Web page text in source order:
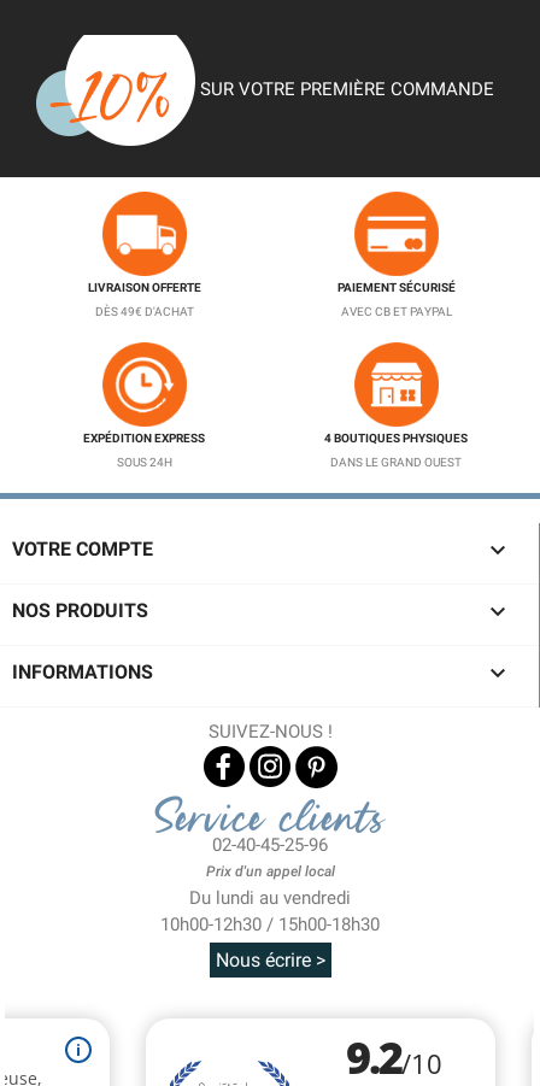
SUR VOTRE PREMIÈRE COMMANDE
LIVRAISON OFFERTE
DÈS 49€ D'ACHAT
PAIEMENT SÉCURISÉ
AVEC CB ET PAYPAL
EXPÉDITION EXPRESS
SOUS 24H
4 BOUTIQUES PHYSIQUES
DANS LE GRAND OUEST
VOTRE COMPTE 
NOS PRODUITS 
INFORMATIONS 
SUIVEZ-NOUS !
Service clients
02-40-45-25-96
Prix d'un appel local
Du lundi au vendredi
10h00-12h30 / 15h00-18h30
Nous écrire >